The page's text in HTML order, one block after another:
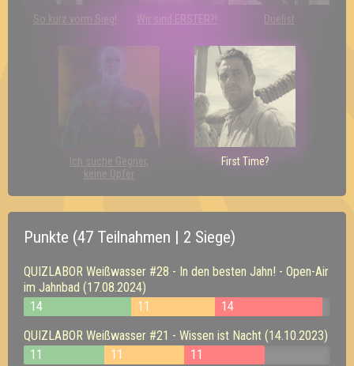
So kurz vorm Sieg! Wir sind ERSTER?! Duelist
Ich suche Gegner,
keine Opfer
First Time?
Punkte (47 Teilnahmen | 2 Siege)
QUIZLABOR Weißwasser #28 - In den besten Jahn! - Open-Air
im Jahnbad (17.08.2024)
14
11
14
QUIZLABOR Weißwasser #21 - Wissen ist Nacht (14.10.2023)
11
11 11